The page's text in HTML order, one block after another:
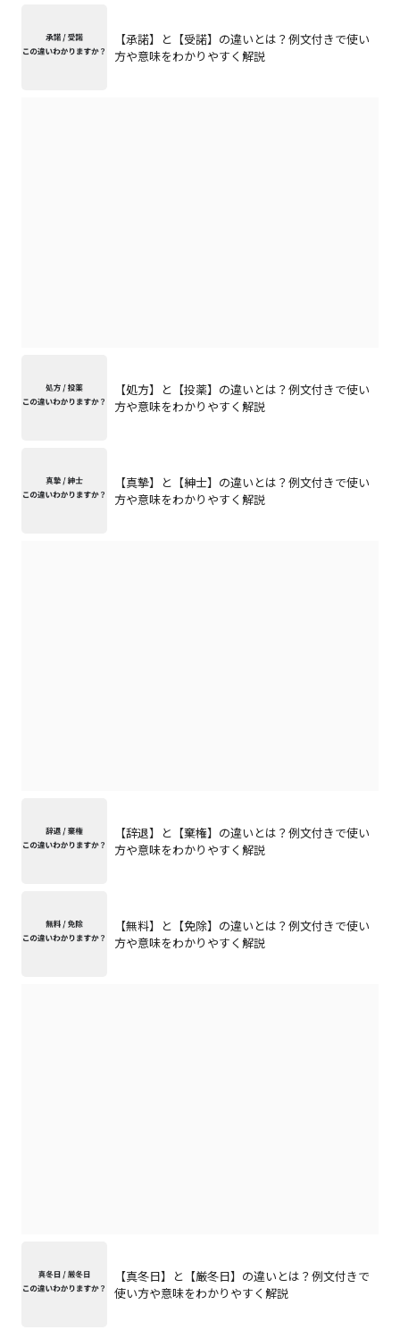
【承諾】と【受諾】の違いとは？例文付きで使い
方や意味をわかりやすく解説
【処方】と【投薬】の違いとは？例文付きで使い
方や意味をわかりやすく解説
【真摯】と【紳士】の違いとは？例文付きで使い
方や意味をわかりやすく解説
【辞退】と【棄権】の違いとは？例文付きで使い
方や意味をわかりやすく解説
【無料】と【免除】の違いとは？例文付きで使い
方や意味をわかりやすく解説
【真冬日】と【厳冬日】の違いとは？例文付きで
使い方や意味をわかりやすく解説